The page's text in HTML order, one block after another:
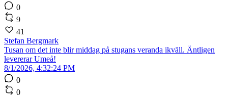
0
9
41
Stefan Bergmark
Tusan om det inte blir middag på stugans veranda ikväll. Äntligen
levererar Umeå!
8/1/2026, 4:32:24 PM
0
0